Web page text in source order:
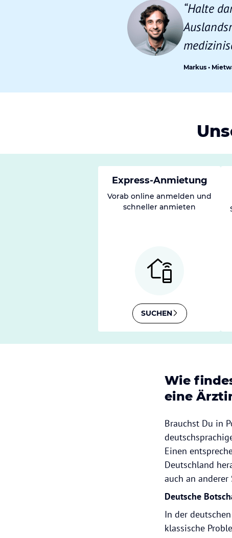
“Halte
Markus •
Express-Anmietung
Vorab online anmelden und
schneller anmieten
SUCHEN
Wie
eine
Brauchst Du in
Einen
Deutschland
auch an anderer
Deutsche
In der
klassische